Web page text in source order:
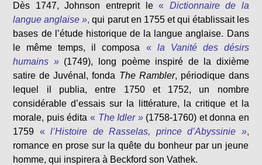
Dès 1747, Johnson entreprit le« Dictionnaire de la
langue anglaise », qui parut en 1755 et qui établissait les
bases de l’étude historique de la langue anglaise. Dans
le même temps, il composa
« la Vanité des désirs
humains » (1749), long poème inspiré de la dixième
satire de Juvénal, fonda The Rambler, périodique dans
lequel il publia, entre 1750 et 1752, un nombre
considérable d’essais sur la littérature, la critique et la
morale, puis édita « The Idler » (1758-1760) et donna en
1759 «l’Histoire de Rasselas, prince d’Abyssinie »,
romance en prose sur la quête du bonheur par un jeune
homme, qui inspirera à Beckford son Vathek.